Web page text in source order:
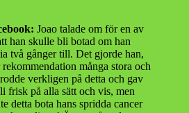
Joao talade om för en av
han skulle bli botad om han
två gånger till. Det gjorde han,
många stora och
verkligen på detta och gav
frisk på alla sätt och vis, men
detta bota hans spridda cancer